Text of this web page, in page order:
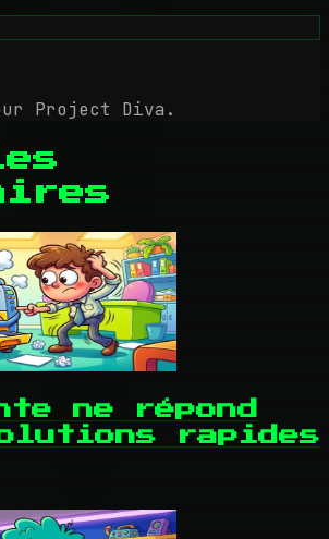
Project Diva.
ne répond
rapides